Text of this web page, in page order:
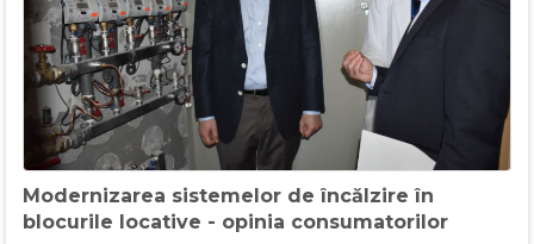
Modernizarea sistemelor de încălzire în
blocurile locative - opinia consumatorilor